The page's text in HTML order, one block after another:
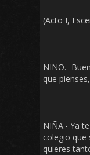
(Acto I,
NIÑO.-
que
NIÑA.- Ya
colegio que
quieres